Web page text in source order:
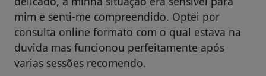
mim e senti-me compreendido. Optei por
consulta online formato com o qual estava na
duvida mas funcionou perfeitamente após
varias sessões recomendo.